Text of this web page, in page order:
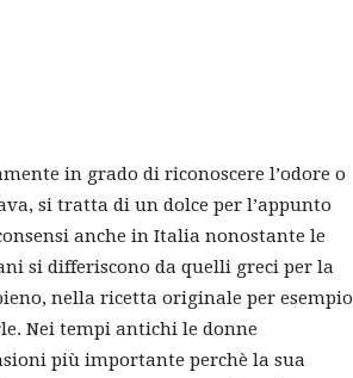
in grado di riconoscere l’odore o
si tratta di un dolce per l’appunto
anche in Italia nonostante le
si differiscono da quelli greci per la
nella ricetta originale per esempio
Nei tempi antichi le donne
più importante perchè la sua